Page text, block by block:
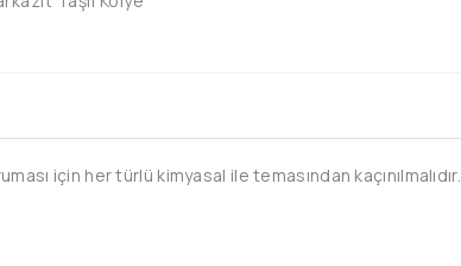
için her türlü kimyasal ile temasından kaçınılmalıdır.